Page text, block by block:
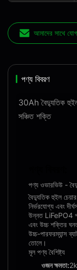
আমাদের সাথে
পণ্য বিবরণ
30Ah বৈদ্যুতিক
সঞ্চিত শক্তি
পণ্য ওভারভিউ -
বৈদ্যুতিক হুইল
নির্ভরযোগ্য এবং
উন্নত LiFePO4
এবং উচ্চ শক্তির
উচ্চ-পারফরম্যান্স
তোলে।
মূল পণ্য বৈশিষ্ট্য
ওজন ক্ষমতা: